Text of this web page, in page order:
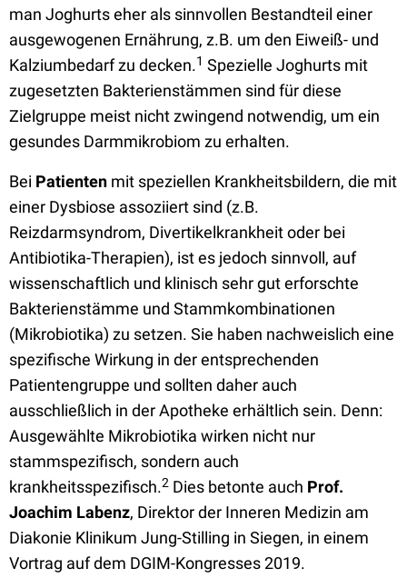
man Joghurts eher als sinnvollen Bestandteil einer
ausgewogenen Ernährung, z.B. um den Eiweiß- und
Kalziumbedarf zu decken.1 Spezielle Joghurts mit
zugesetzten Bakterienstämmen sind für diese
Zielgruppe meist nicht zwingend notwendig, um ein
gesundes Darmmikrobiom zu erhalten.
Bei Patienten mit speziellen Krankheitsbildern, die mit
einer Dysbiose assoziiert sind (z.B.
Reizdarmsyndrom, Divertikelkrankheit oder bei
Antibiotika-Therapien), ist es jedoch sinnvoll, auf
wissenschaftlich und klinisch sehr gut erforschte
Bakterienstämme und Stammkombinationen
(Mikrobiotika) zu setzen. Sie haben nachweislich eine
spezifische Wirkung in der entsprechenden
Patientengruppe und sollten daher auch
ausschließlich in der Apotheke erhältlich sein. Denn:
Ausgewählte Mikrobiotika wirken nicht nur
stammspezifisch, sondern auch
krankheitsspezifisch.2 Dies betonte auch Prof.
Joachim Labenz, Direktor der Inneren Medizin am
Diakonie Klinikum Jung-Stilling in Siegen, in einem
Vortrag auf dem DGIM-Kongresses 2019.